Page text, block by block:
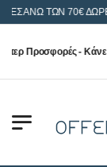
ΑΝΩ ΤΩΝ 70€
Προσφορές -